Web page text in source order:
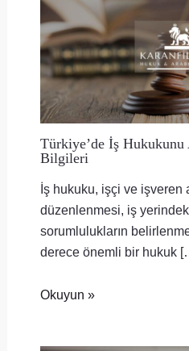
Türkiye’de İş Hukukunu
Bilgileri
İş hukuku, işçi ve işveren
düzenlenmesi, iş
sorumlulukların
derece önemli bir hukuk
Okuyun »